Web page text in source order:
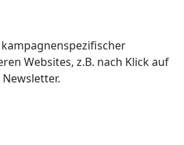
Websites, z.B. nach Klick auf